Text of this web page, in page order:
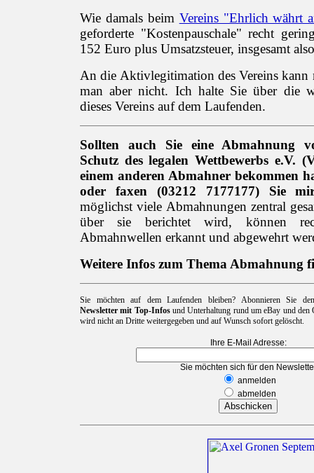
Wie damals beim Vereins "Ehrlich währt
geforderte "Kostenpauschale" recht
152 Euro plus Umsatzsteuer, insgesamt
An die Aktivlegitimation des Vereins kann
man aber nicht. Ich halte Sie über die
dieses Vereins auf dem Laufenden.
Sollten auch Sie eine Abmahnung
Schutz des legalen Wettbewerbs e.V.
einem anderen Abmahner bekommen
oder faxen (03212 7177177) Sie
möglichst viele Abmahnungen zentral
über sie berichtet wird, können
Abmahnwellen erkannt und abgewehrt
Weitere Infos zum Thema Abmahnung
Sie möchten auf dem Laufenden bleiben? Abonnieren Sie
Newsletter mit Top-Infosund Unterhaltung rund um eBay und den
wird nicht an Dritte weitergegeben und auf Wunsch sofort gelöscht.
Ihre E-Mail Adresse:
Sie möchten sich für den
anmelden
abmelden